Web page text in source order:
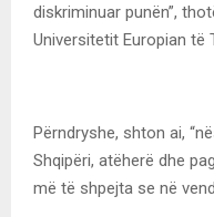
diskriminuar punën”,
Universitetit Europian të
Përndryshe, shton ai,
Shqipëri, atëherë dhe
më të shpejta se në